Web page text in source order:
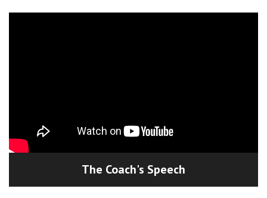
The Coach's Speech